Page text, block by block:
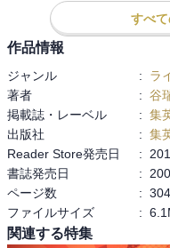
P.82.92.170～177.240
エドガーの自覚が芽生えて
ここらかユリシスとの長い戦
３巻のほうがちょっと甘めか
すべ
作品情報
ジャンル : ラ
著者
: 谷
掲載誌・レーベル
: 集
出版社
: 集
Reader Store発売日
:
書誌発売日
:
ページ数
:
ファイルサイズ
:
関連する特集